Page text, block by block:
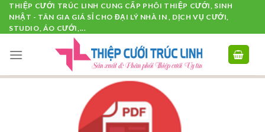
Skip
content
THIỆP CƯỚI TRÚC LINH CUNG CẤP PHÔI THIỆP CƯỚI, SINH
NHẬT - TÂN GIA GIÁ SỈ CHO ĐẠI LÝ NHÀ IN , DỊCH VỤ CƯỚI,
STUDIO, ÁO CƯỚI,...